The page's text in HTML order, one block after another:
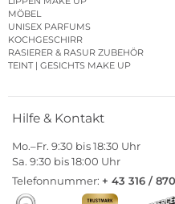
MÖBEL
UNISEX PARFUMS
KOCHGESCHIRR
RASIERER & RASUR ZUBEHÖR
TEINT | GESICHTS MAKE UP
Hilfe & Kontakt
Mo.–Fr. 9:30 bis 18:30 Uhr
Sa. 9:30 bis 18:00 Uhr
Telefonnummer: + 43 316 /